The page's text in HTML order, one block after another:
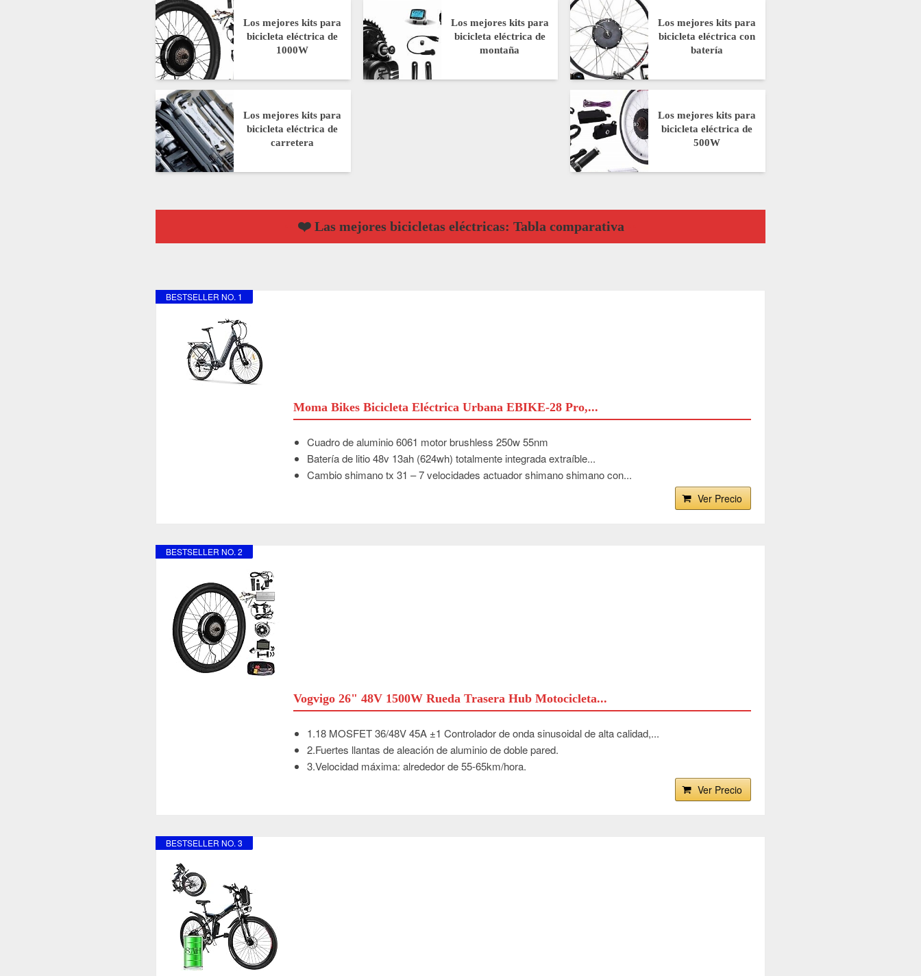
Los mejores kits para
bicicleta eléctrica de
1000W
Los mejores kits para
bicicleta eléctrica de
montaña
Los mejores kits para
bicicleta eléctrica con
batería
Los mejores kits para
bicicleta eléctrica de
carretera
Los mejores kits para
bicicleta eléctrica de
500W
❤️ Las mejores bicicletas eléctricas: Tabla comparativa
BESTSELLER NO. 1
Moma Bikes Bicicleta Eléctrica Urbana EBIKE-28 Pro,...
Cuadro de aluminio 6061 motor brushless 250w 55nm
Batería de litio 48v 13ah (624wh) totalmente integrada extraíble...
Cambio shimano tx 31 – 7 velocidades actuador shimano shimano con...
Ver Precio
BESTSELLER NO. 2
Vogvigo 26" 48V 1500W Rueda Trasera Hub Motocicleta...
1.18 MOSFET 36/48V 45A ±1 Controlador de onda sinusoidal de alta calidad,...
2.Fuertes llantas de aleación de aluminio de doble pared.
3.Velocidad máxima: alrededor de 55-65km/hora.
Ver Precio
BESTSELLER NO. 3